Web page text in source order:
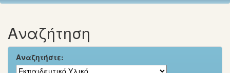
Αναζήτηση
Αναζητήστε: